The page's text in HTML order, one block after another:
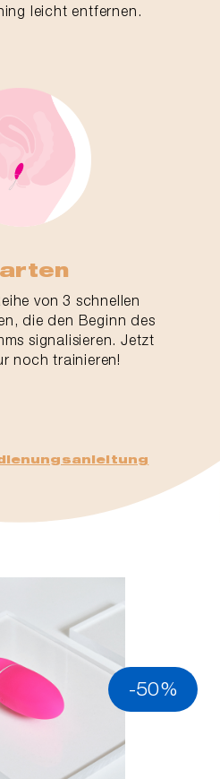
leicht entfernen.
von 3 schnellen
die den Beginn des
signalisieren. Jetzt
noch trainieren!
-50%